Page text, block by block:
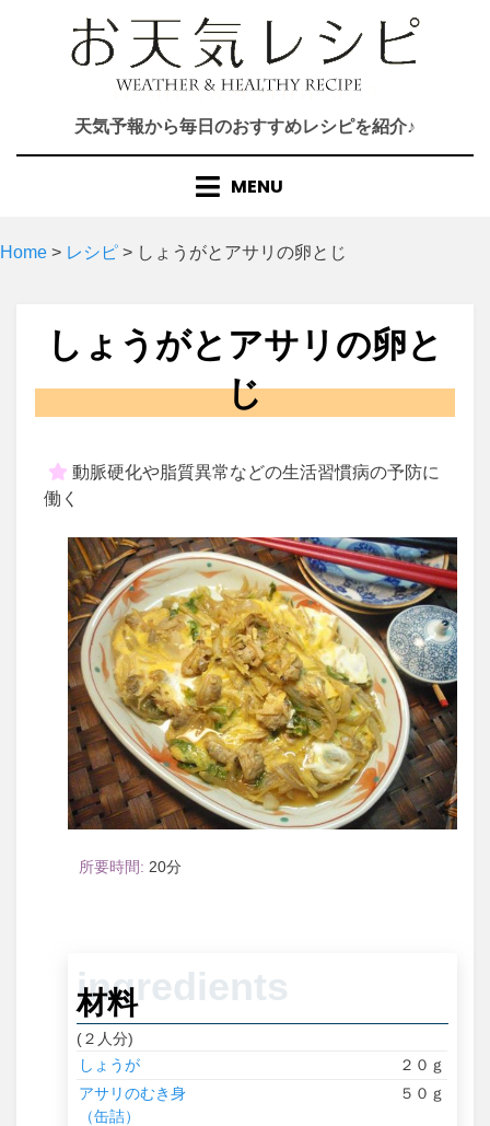
天気予報から毎日のおすすめレシピを紹介♪
MENU
Home > レシピ > しょうがとアサリの卵とじ
しょうがとアサリの卵と
じ
動脈硬化や脂質異常などの生活習慣病の予防に
働く
20
材料
(２人分)
しょうが
２０ｇ
アサリのむき身
（缶詰）
５０ｇ